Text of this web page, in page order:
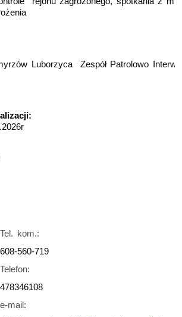
Luborzyca
Zespół Patrolowo
Tel. kom.:
608-560-719
Telefon:
478346108
e-mail: